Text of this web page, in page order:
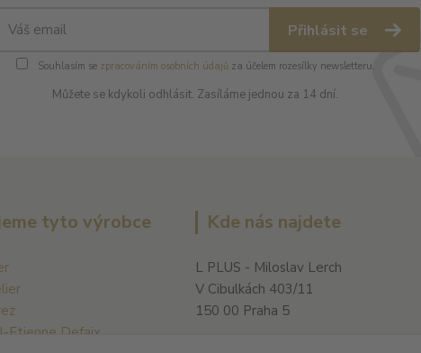
Přihlásit se
Souhlasím se zpracováním osobních údajů za účelem rozesílky newsletteru.
Můžete se kdykoli odhlásit. Zasíláme jednou za 14 dní.
tyto výrobce
Etienne Defaix
Kde nás najdete
L PLUS - Miloslav Lerch
V Cibulkách 403/11
150 00 Praha 5